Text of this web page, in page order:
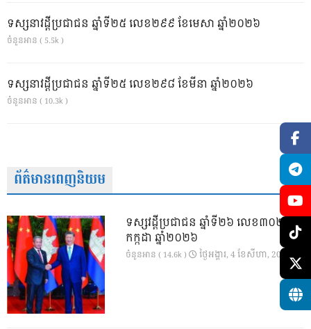
ទស្សនាវដ្ដីប្រជាជន ឆ្នាំទី២៥ លេខ២៩៩ ខែមេសា ឆ្នាំ២០២៦
ចំនួនអាន ( 5.5k )
ទស្សនាវដ្ដីប្រជាជន ឆ្នាំទី២៥ លេខ២៩៨ ខែមីនា ឆ្នាំ២០២៦
ចំនួនអាន ( 10.3k )
ព័ត៌មានពេញនិយម
ទស្សវដ្តីប្រជាជន ឆ្នាំទី២៦ លេខ៣០២ ខែ
កក្កដា ឆ្នាំ២០២៦
ចំនួនអាន ( 14.6k ) ថ្ងៃ​អង្គារ, 4 ខែ​សីហា, 2026